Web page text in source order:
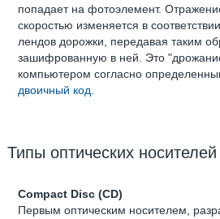
попадает на фотоэлемент.
скоростью изменяется в
лендов дорожки, передавая таким
зашифрованную в ней. Это
компьютером согласно
двоичный код
Типы оптических носителей
Compact Disc (CD)
Первым оптическим носителем,